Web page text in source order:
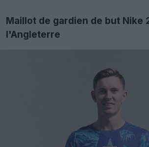
Maillot de gardien de but Nike
l'Angleterre